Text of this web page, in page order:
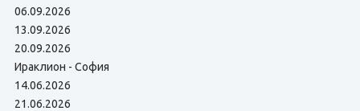
06.09.2026
13.09.2026
20.09.2026
Ираклион - София
14.06.2026
21.06.2026